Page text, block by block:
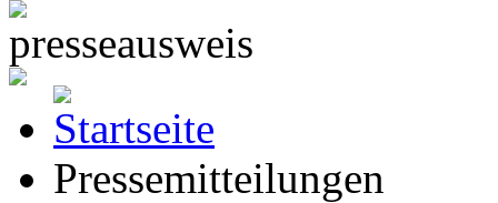
Pressemitteilungen